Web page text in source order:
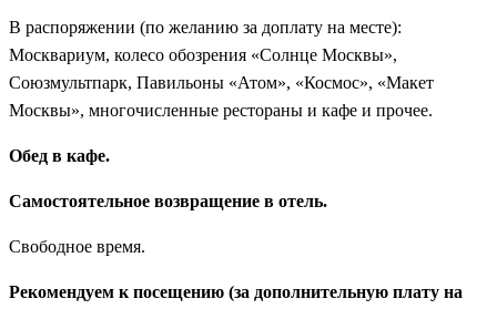
В распоряжении (по желанию за доплату на месте):
Москвариум, колесо обозрения «Солнце Москвы»,
Союзмультпарк, Павильоны «Атом», «Космос», «Макет
Москвы», многочисленные рестораны и кафе и прочее.
Обед в кафе.
Самостоятельное возвращение в отель.
Свободное время.
Рекомендуем к посещению (за дополнительную плату на